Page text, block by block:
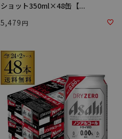
ショット350ml×48缶【...
5,479